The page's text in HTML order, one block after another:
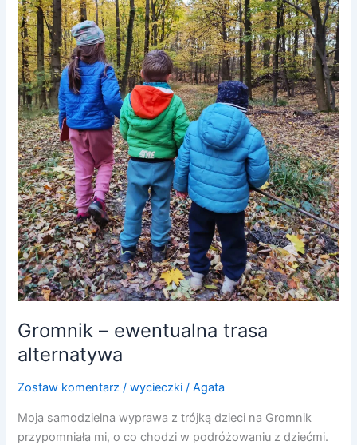
Gromnik – ewentualna trasa
alternatywa
Zostaw komentarz /wycieczki /Agata
Moja samodzielna wyprawa z trójką dzieci na Gromnik
przypomniała mi, o co chodzi w podróżowaniu z dziećmi.